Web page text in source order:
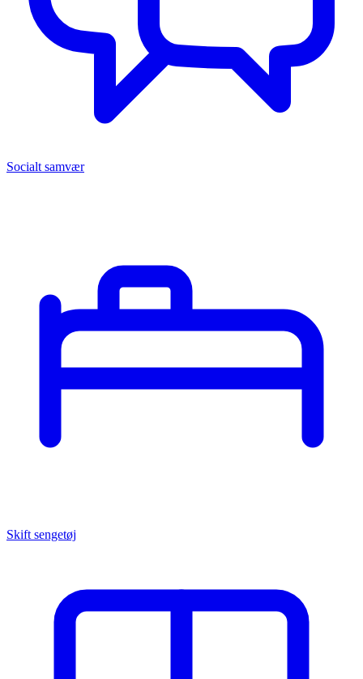
Socialt samvær
Skift sengetøj